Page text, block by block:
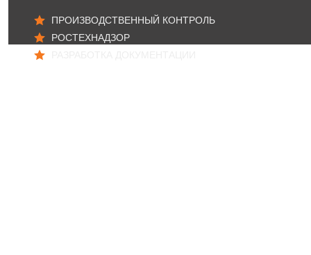
ПРОИЗВОДСТВЕННЫЙ КОНТРОЛЬ
РОСТЕХНАДЗОР